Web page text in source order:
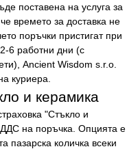
поставена на услуга за
времето за доставка не
поръчки пристигат при
6 работни дни (с
Ancient Wisdom s.r.o.
куриера.
и керамика
"Стъкло и
на поръчка. Опцията е
пазарска количка всеки